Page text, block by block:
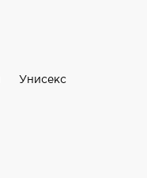
Унисекс